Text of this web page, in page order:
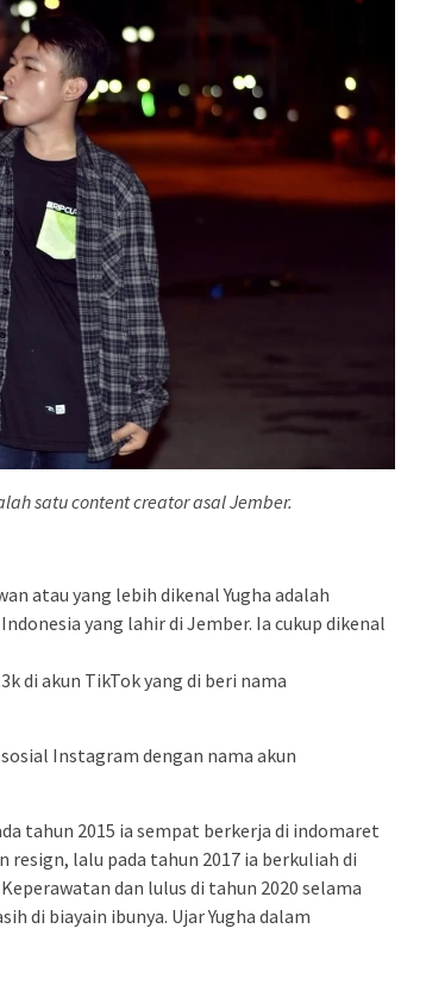
satu content creator asal Jember.
atau yang lebih dikenal Yugha adalah
yang lahir di Jember. Ia cukup dikenal
di akun TikTok yang di beri nama
Instagram dengan nama akun
tahun 2015 ia sempat berkerja di indomaret
resign, lalu pada tahun 2017 ia berkuliah di
dan lulus di tahun 2020 selama
di biayain ibunya. Ujar Yugha dalam